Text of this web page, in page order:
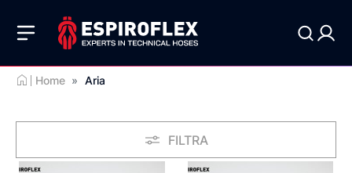
Home » Aria
FILTRA